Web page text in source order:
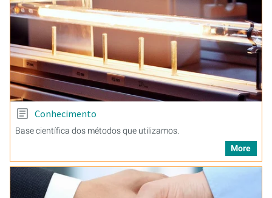
Conhecimento
Base científica dos métodos que utilizamos.
More